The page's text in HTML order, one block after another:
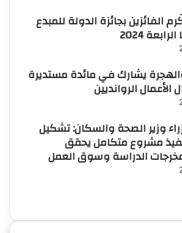
الفائزين بجائزة الدولة للمبدع
2024
والهجرة يشارك في مائدة مستديرة
الروانديين
وزير الصحة والسكان: تشكيل
مشروع متكامل يحقق
الدراسة وسوق العمل